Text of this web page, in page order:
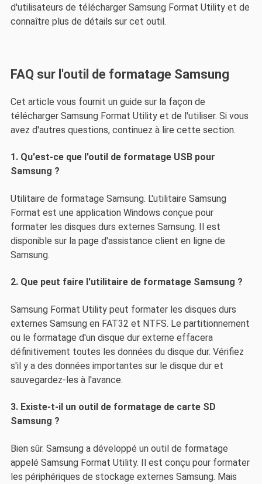
d'utilisateurs de télécharger Samsung Format Utility et de
connaître plus de détails sur cet outil.
FAQ sur l'outil de formatage Samsung
Cet article vous fournit un guide sur la façon de
télécharger Samsung Format Utility et de l'utiliser. Si vous
avez d'autres questions, continuez à lire cette section.
1. Qu'est-ce que l'outil de formatage USB pour
Samsung ?
Utilitaire de formatage Samsung. L'utilitaire Samsung
Format est une application Windows conçue pour
formater les disques durs externes Samsung. Il est
disponible sur la page d'assistance client en ligne de
Samsung.
2. Que peut faire l'utilitaire de formatage Samsung ?
Samsung Format Utility peut formater les disques durs
externes Samsung en FAT32 et NTFS. Le partitionnement
ou le formatage d'un disque dur externe effacera
définitivement toutes les données du disque dur. Vérifiez
s'il y a des données importantes sur le disque dur et
sauvegardez-les à l'avance.
3. Existe-t-il un outil de formatage de carte SD
Samsung ?
Bien sûr. Samsung a développé un outil de formatage
appelé Samsung Format Utility. Il est conçu pour formater
les périphériques de stockage externes Samsung. Mais